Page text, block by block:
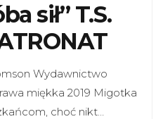
sił” T.S.
Wydawnictwo
miękka 2019 Migotka
choć nikt…